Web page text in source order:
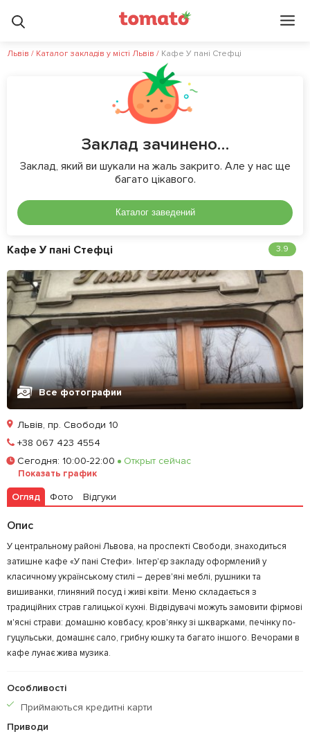
Львів / Каталог закладів у місті Львів / Кафе У пані Стефці
Заклад зачинено…
Заклад, який ви шукали на жаль закрито. Але у нас ще
багато цікавого.
Каталог заведений
Кафе У пані Стефці 3.9
Все фотографии
Залишити відгук
Львів, пр. Свободи 10
+38 067 423 4554
Сегодня: 10:00-22:00 Открыт сейчас
Показать график
Огляд Фото Відгуки
Опис
У центральному районі Львова, на проспекті Свободи, знаходиться
затишне кафе «У пані Стефи». Інтер'єр закладу оформлений у
класичному українському стилі – дерев'яні меблі, рушники та
вишиванки, глиняний посуд і живі квіти. Меню складається з
традиційних страв галицької кухні. Відвідувачі можуть замовити фірмові
м'ясні страви: домашню ковбасу, кров'янку зі шкварками, печінку по-
гуцульськи, домашнє сало, грибну юшку та багато іншого. Вечорами в
кафе лунає жива музика.
Особливості
Приймаються кредитнi карти
Приводи